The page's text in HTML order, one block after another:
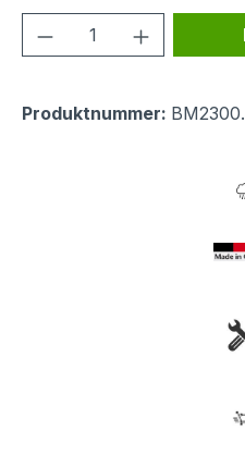
Produkt Anzahl:
Produktnummer: